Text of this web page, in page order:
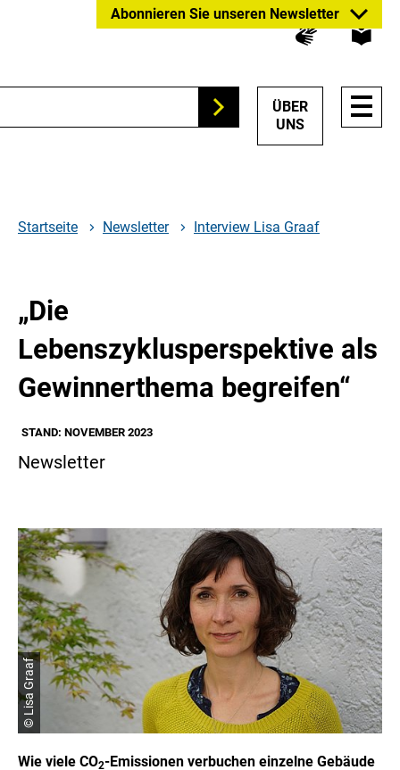
Hauptnavigation
Abonnieren Sie unseren Newsletter
Suchen
ÜBER
UNS
Startseite Newsletter Interview Lisa Graaf
„Die
Lebenszyklusperspektive als
Gewinnerthema begreifen“
STAND: NOVEMBER 2023
Newsletter
© Lisa Graaf
Wie viele CO2-Emissionen verbuchen einzelne Gebäude